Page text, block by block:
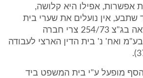
אפשרות, אפילו היא קלושה,
שתבע, אין נועלים את שערי בית
המשפט לפניו...". (ראה בג"צ 254/73 צרי חברה
ואח' נ' בית הדין הארצי לעבודה
מופעל ע"י בית המשפט ביד